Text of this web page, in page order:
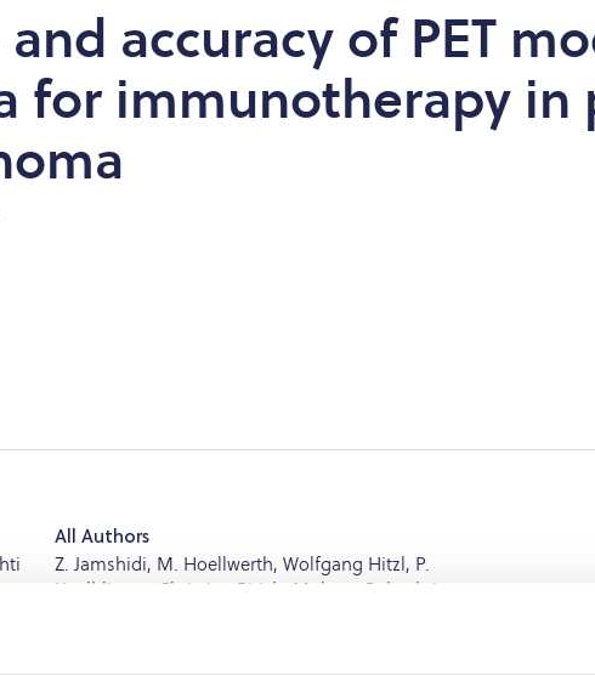
accuracy of PET
for immunotherapy in
All Authors
Z. Jamshidi, M. Hoellwerth, Wolfgang Hitzl, P.
Koelblinger, Christian Pirich, Mohsen Beheshti